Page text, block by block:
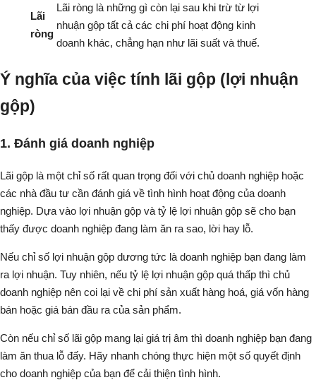
Lãi
ròng
Lãi ròng là những gì còn lại sau khi trừ từ lợi
nhuận gộp tất cả các chi phí hoạt động kinh
doanh khác, chẳng hạn như lãi suất và thuế.
Ý nghĩa của việc tính lãi gộp (lợi nhuận
gộp)
1. Đánh giá doanh nghiệp
Lãi gộp là một chỉ số rất quan trọng đối với chủ doanh nghiệp hoặc
các nhà đầu tư cần đánh giá về tình hình hoạt động của doanh
nghiệp. Dựa vào lợi nhuận gộp và tỷ lệ lợi nhuận gộp sẽ cho bạn
thấy được doanh nghiệp đang làm ăn ra sao, lời hay lỗ.
Nếu chỉ số lợi nhuận gộp dương tức là doanh nghiệp bạn đang làm
ra lợi nhuận. Tuy nhiên, nếu tỷ lệ lợi nhuận gộp quá thấp thì chủ
doanh nghiệp nên coi lại về chi phí sản xuất hàng hoá, giá vốn hàng
bán hoặc giá bán đầu ra của sản phẩm.
Còn nếu chỉ số lãi gộp mang lại giá trị âm thì doanh nghiệp bạn đang
làm ăn thua lỗ đấy. Hãy nhanh chóng thực hiện một số quyết định
cho doanh nghiệp của bạn để cải thiện tình hình.